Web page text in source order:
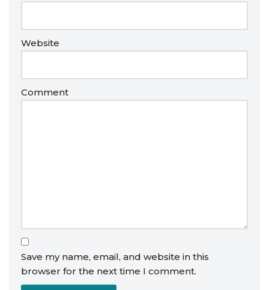
Website
Comment
Save my name, email, and website in this
browser for the next time I comment.